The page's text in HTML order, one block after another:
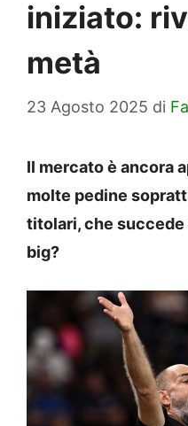
iniziato:
metà
23 Agosto 2025 di
Il mercato è ancora
molte pedine
titolari, che succede
big?